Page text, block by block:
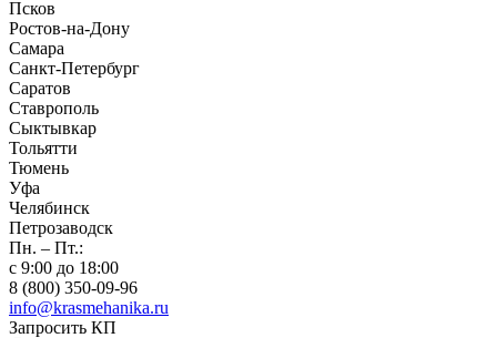
Псков
Ростов-на-Дону
Самара
Санкт-Петербург
Саратов
Ставрополь
Сыктывкар
Тольятти
Тюмень
Уфа
Челябинск
Петрозаводск
Пн. – Пт.:
с 9:00 до 18:00
8 (800) 350-09-96
info@krasmehanika.ru
Запросить КП